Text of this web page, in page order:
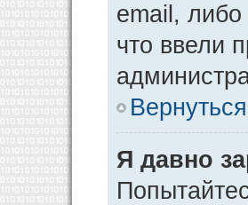
email,
что ввели
Я давно